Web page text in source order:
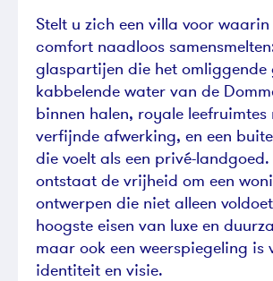
Stelt u zich een villa voor waarin
comfort naadloos
glaspartijen die het omliggende
kabbelende water van de
binnen halen, royale leefruimtes
verfijnde afwerking, en een
die voelt als een privé-
ontstaat de vrijheid om een
ontwerpen die niet alleen
hoogste eisen van luxe en
maar ook een weerspiegeling is
identiteit en visie.